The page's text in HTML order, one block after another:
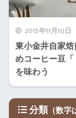
2015年11月10日
東小金井自家
めコーヒー豆「
を味わう
分類